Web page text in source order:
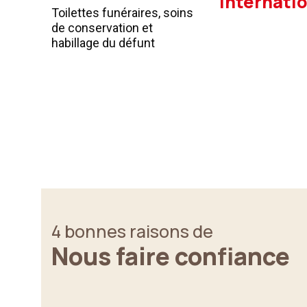
Toilettes funéraires, soins
de conservation et
habillage du défunt
4 bonnes raisons de
Nous faire confiance